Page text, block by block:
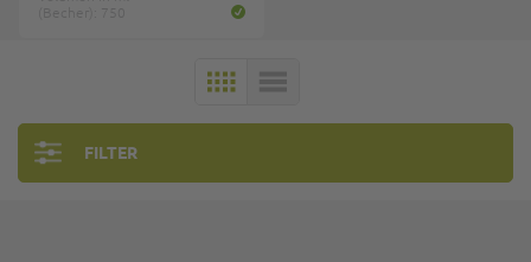
KACHELN
FILTER